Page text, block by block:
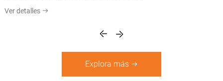
Ver detalles
Explora más